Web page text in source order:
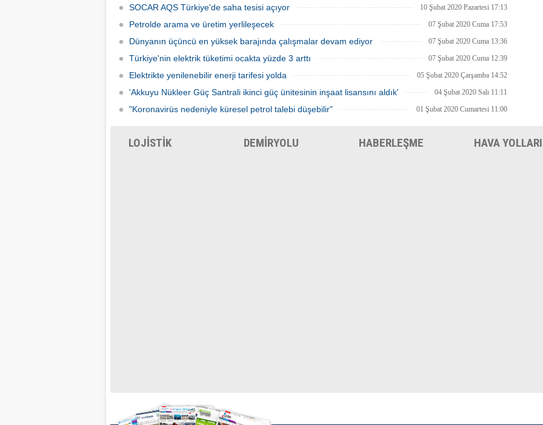
SOCAR AQS Türkiye'de saha tesisi açıyor 10 Şubat 2020 Pazartesi 17:13
Petrolde arama ve üretim yerlileşecek 07 Şubat 2020 Cuma 17:53
Dünyanın üçüncü en yüksek barajında çalışmalar devam ediyor 07 Şubat 2020 Cuma 13:36
Türkiye'nin elektrik tüketimi ocakta yüzde 3 arttı 07 Şubat 2020 Cuma 12:39
Elektrikte yenilenebilir enerji tarifesi yolda 05 Şubat 2020 Çarşamba 14:52
'Akkuyu Nükleer Güç Santrali ikinci güç ünitesinin inşaat lisansını aldık' 04 Şubat 2020 Salı 11:11
"Koronavirüs nedeniyle küresel petrol talebi düşebilir" 01 Şubat 2020 Cumartesi 11:00
LOJİSTİK DEMİRYOLU HABERLEŞME HAVA YOLLARI